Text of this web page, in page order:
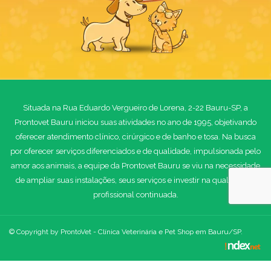
Situada na Rua Eduardo Vergueiro de Lorena, 2-22 Bauru-SP, a
Prontovet Bauru iniciou suas atividades no ano de 1995, objetivando
oferecer atendimento clínico, cirúrgico e de banho e tosa. Na busca
por oferecer serviços diferenciados e de qualidade, impulsionada pelo
amor aos animais, a equipe da Prontovet Bauru se viu na necessidade
de ampliar suas instalações, seus serviços e investir na qualificação
profissional continuada.
© Copyright by ProntoVet - Clínica Veterinária e Pet Shop em Bauru/SP.